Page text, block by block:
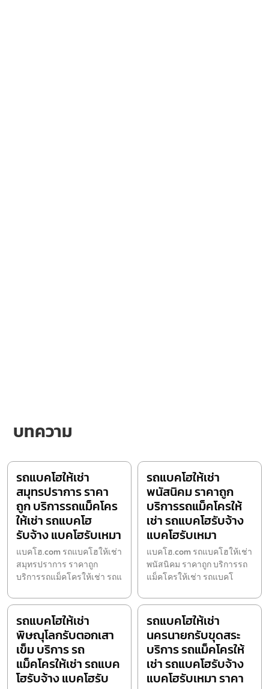
บทความ
รถแบคโฮให้เช่า
สมุทรปราการ ราคา
ถูก บริการรถแม็คโคร
ให้เช่า รถแบคโฮ
รับจ้าง แบคโฮรับเหมา
แบคโฮ.com รถแบคโฮให้เช่า
สมุทรปราการ ราคาถูก
บริการรถแม็คโครให้เช่า รถแ
รถแบคโฮให้เช่า
พนัสนิคม ราคาถูก
บริการรถแม็คโครให้
เช่า รถแบคโฮรับจ้าง
แบคโฮรับเหมา
แบคโฮ.com รถแบคโฮให้เช่า
พนัสนิคม ราคาถูก บริการรถ
แม็คโครให้เช่า รถแบคโ
รถแบคโฮให้เช่า
พิษณุโลกรับตอกเสา
เข็ม บริการ รถ
แม็คโครให้เช่า รถแบค
โฮรับจ้าง แบคโฮรับ
รถแบคโฮให้เช่า
นครนายกรับขุดสระ
บริการ รถแม็คโครให้
เช่า รถแบคโฮรับจ้าง
แบคโฮรับเหมา ราคา